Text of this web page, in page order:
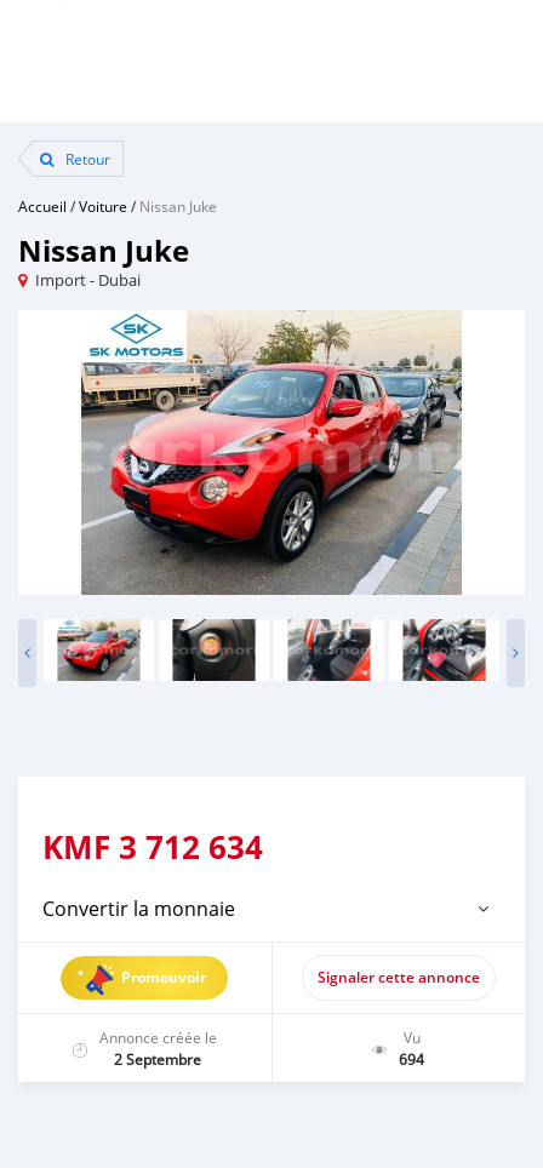
Retour
Accueil /Voiture /Nissan Juke
Nissan Juke
Import - Dubai
KMF 3 712 634
Convertir la monnaie
Promouvoir Signaler cette annonce
Annonce créée le
2 Septembre
Vu
694